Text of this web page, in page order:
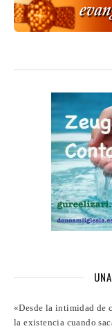
«Desde la intimidad de
la existencia cuando